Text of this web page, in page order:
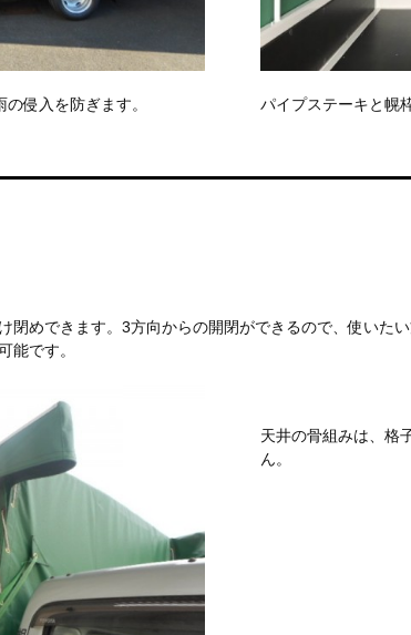
侵入を防ぎます。 パイプステーキと幌
閉めできます。3方向からの開閉ができるので、使いたい
能です。
天井の骨組みは、格
ん。